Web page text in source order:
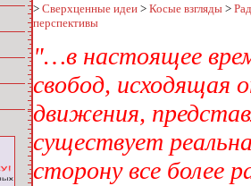
> Сверхценные идеи > Косые взгляды >
перспективы
"…в настоящее
свобод, исходящая
движения,
существует
сторону все более